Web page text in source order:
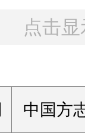
点击
中国方